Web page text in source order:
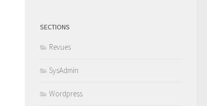
SECTIONS
Revues
SysAdmin
Wordpress